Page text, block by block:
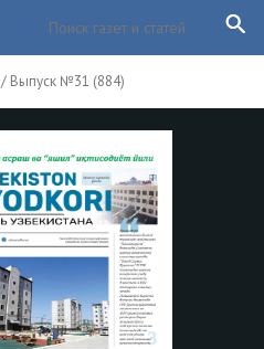
/ Выпуск №31 (884)